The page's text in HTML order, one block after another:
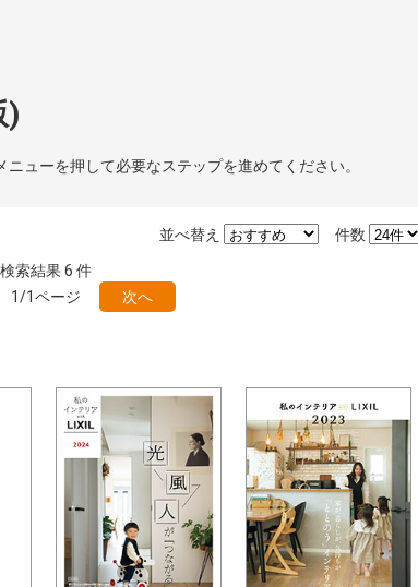
)
ューを押して必要なステップを進めてください。
件数
並べ替え
検索結果6 件
1/1ページ 次へ